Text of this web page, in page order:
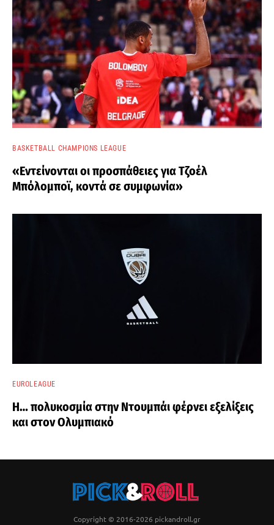
BASKETBALL CHAMPIONS LEAGUE
«Εντείνονται οι προσπάθειες για Τζοέλ
Μπόλομποϊ, κοντά σε συμφωνία»
EUROLEAGUE
Η… πολυκοσμία στην Ντουμπάι φέρνει εξελίξεις
και στον Ολυμπιακό
Copyright © 2016-2026 pickandroll.gr